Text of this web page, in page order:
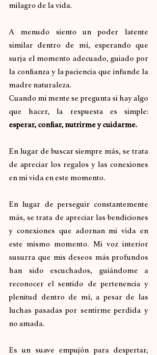
milagro de la vida.
A menudo siento un poder latente
similar dentro de mí, esperando que
surja el momento adecuado, guiado por
la confianza y la paciencia que infunde la
madre naturaleza.
Cuando mi mente se pregunta si hay algo
esperar, confiar, nutrirme y cuidarme.
En lugar de buscar siempre más, se trata
de apreciar los regalos y las conexiones
en mi vida en este momento.
En lugar de perseguir constantemente
más, se trata de apreciar las bendiciones
y conexiones que adornan mi vida en
este mismo momento. Mi voz interior
susurra que mis deseos más profundos
han sido escuchados, guiándome a
reconocer el sentido de pertenencia y
plenitud dentro de mí, a pesar de las
luchas pasadas por sentirme perdida y
no amada.
Es un suave empujón para despertar,